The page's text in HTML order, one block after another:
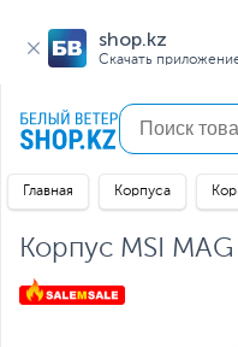
shop.kz
Скачать
Главная Корпуса
Корпус MSI